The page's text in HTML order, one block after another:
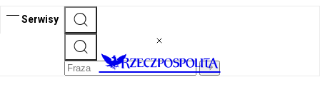
Serwisy